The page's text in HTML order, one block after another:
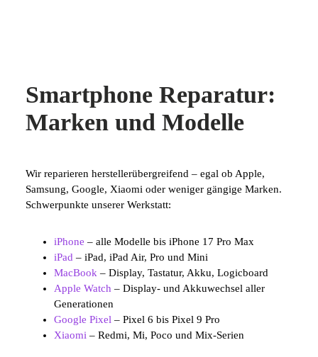
Smartphone Reparatur:
Marken und Modelle
Wir reparieren herstellerübergreifend – egal ob Apple,
Samsung, Google, Xiaomi oder weniger gängige Marken.
Schwerpunkte unserer Werkstatt:
iPhone – alle Modelle bis iPhone 17 Pro Max
iPad – iPad, iPad Air, Pro und Mini
MacBook– Display, Tastatur, Akku, Logicboard
Apple Watch – Display- und Akkuwechsel aller
Generationen
Google Pixel– Pixel 6 bis Pixel 9 Pro
Xiaomi– Redmi, Mi, Poco und Mix-Serien